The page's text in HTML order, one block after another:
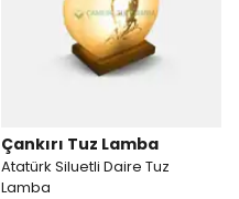
Çankırı Tuz Lamba
Atatürk Siluetli Daire Tuz
Lamba